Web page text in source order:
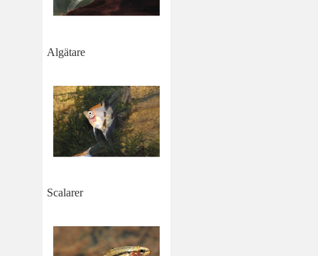
Algätare
Scalarer